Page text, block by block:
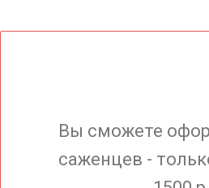
Вы сможете
саженцев -